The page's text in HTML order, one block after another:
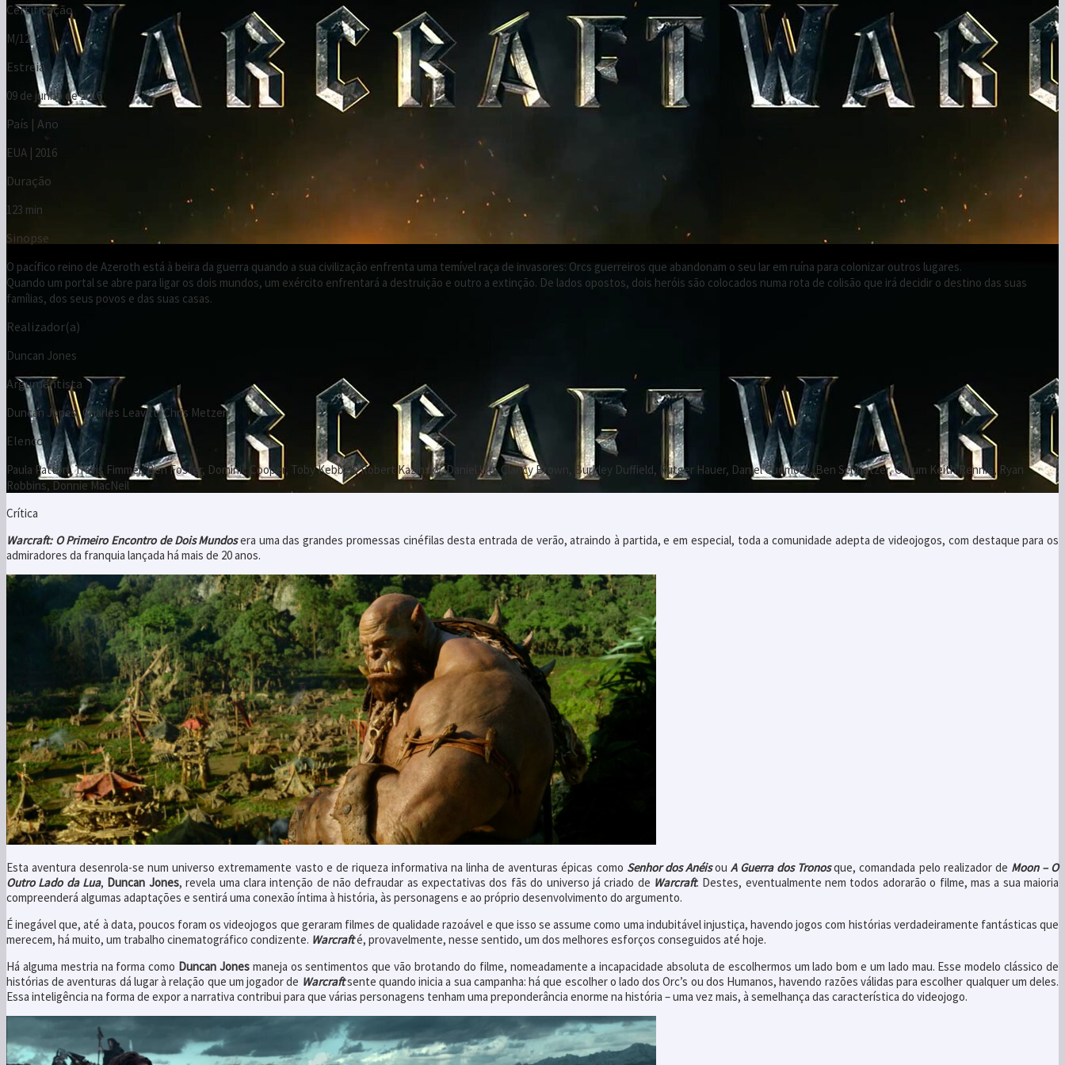
País | Ano
EUA | 2016
Duração
123 min
Sinopse
O pacífico reino de Azeroth está à beira da guerra quando a sua civilização enfrenta uma temível raça de invasores: Orcs guerreiros que abandonam o seu lar em ruína para colonizar outros lugares.
Quando um portal se abre para ligar os dois mundos, um exército enfrentará a destruição e outro a extinção. De lados opostos, dois heróis são colocados numa rota de colisão que irá decidir o destino das suas
famílias, dos seus povos e das suas casas.
Argumentista
Duncan Jones, Charles Leavitt, Chris Metzen
Elenco
Paula Patton, Travis Fimmel, Ben Foster, Dominic Cooper, Toby Kebbell, Robert Kazinsky, Daniel Wu, Clancy Brown, Burkley Duffield, Rutger Hauer, Daniel Cudmore, Ben Schnetzer, Callum Keith Rennie, Ryan
Robbins, Donnie MacNeil
Crítica
Warcraft: O Primeiro Encontro de Dois Mundos
era uma das grandes promessas cinéfilas desta entrada de verão, atraindo à partida, e em especial, toda a comunidade adepta de videojogos, com destaque para os
admiradores da franquia lançada há mais de 20 anos.
Esta aventura desenrola-se num universo extremamente vasto e de riqueza informativa na linha de aventuras épicas como
Outro Lado da Lua,Duncan Jones, revela uma clara intenção de não defraudar as expectativas dos fãs do universo já criado de
compreenderá algumas adaptações e sentirá uma conexão íntima à história, às personagens e ao próprio desenvolvimento do argumento.
É inegável que, até à data, poucos foram os videojogos que geraram filmes de qualidade razoável e que isso se assume como uma indubitável injustiça, havendo jogos com histórias verdadeiramente fantásticas que
merecem, há muito, um trabalho cinematográfico condizente. Warcrafté, provavelmente, nesse sentido, um dos melhores esforços conseguidos até hoje.
Há alguma mestria na forma comoDuncan Jonesmaneja os sentimentos que vão brotando do filme, nomeadamente a incapacidade absoluta de escolhermos um lado bom e um lado mau. Esse modelo clássico de
histórias de aventuras dá lugar à relação que um jogador deWarcraftsente quando inicia a sua campanha: há que escolher o lado dos Orc’s ou dos Humanos, havendo razões válidas para escolher qualquer um deles.
Essa inteligência na forma de expor a narrativa contribui para que várias personagens tenham uma preponderância enorme na história – uma vez mais, à semelhança das característica do videojogo.